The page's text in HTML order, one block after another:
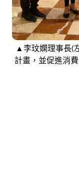
▲李玟嫻理事長(
計畫，並促進消